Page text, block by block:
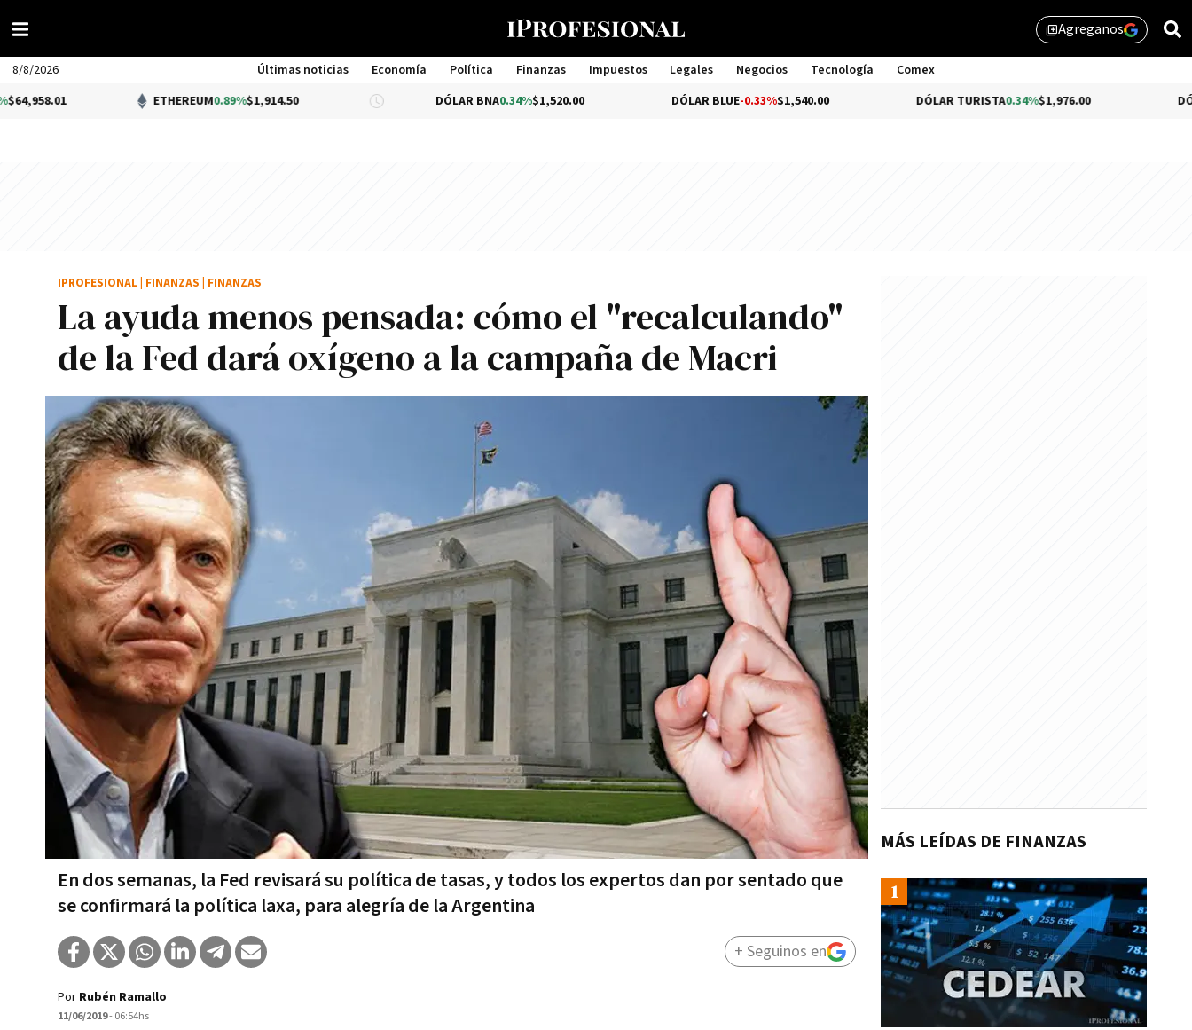
library_addAgreganos
8/8/2026 Últimas noticias Economía Política Finanzas Impuestos Legales Negocios Tecnología
Comex
Management
ETHEREUM 0.89%$1,914.50 DÓLAR BNA 0.34%$1,520.00 DÓLAR BLUE-0.33% $1,540.00 DÓLAR TURISTA0.34%$1,976.00 -
La ayuda menos pensada: cómo el "recalculando"
de la Fed dará oxígeno a la campaña de Macri
En dos semanas, la Fed revisará su política de tasas, y todos los expertos dan por sentado que
se confirmará la política laxa, para alegría de la Argentina
IPROFESIONAL FINANZAS FINANZAS
Por Rubén Ramallo
11/06/2019- 06:54hs
+ Seguinos en
MÁS LEÍDAS DE FINANZAS